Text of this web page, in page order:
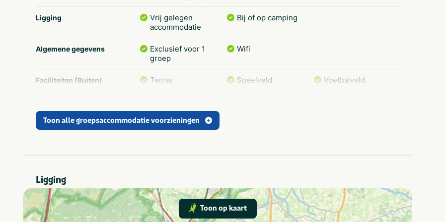
Ligging
Vrij gelegen
accommodatie
Bij of op camping
Algemene gegevens
Exclusief voor 1
groep
Wifi
Faciliteiten (Buiten) Terras Speelveld Voetbalveld
Thema Actief & outdoor
In de buurt
Attractiepark
Dierentuin
Fietsroutes
Golfbaan
Restaurants
Shoppen
Wandelroutes
Musea en kastelen
Toon alle groepsaccommodatie voorzieningen
Ligging
Toon op kaart